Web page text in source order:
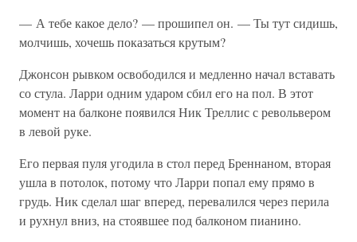
— А тебе какое дело? — прошипел он. — Ты тут сидишь,
молчишь, хочешь показаться крутым?
Джонсон рывком освободился и медленно начал вставать
со стула. Ларри одним ударом сбил его на пол. В этот
момент на балконе появился Ник Треллис с револьвером
в левой руке.
Его первая пуля угодила в стол перед Бреннаном, вторая
ушла в потолок, потому что Ларри попал ему прямо в
грудь. Ник сделал шаг вперед, перевалился через перила
и рухнул вниз, на стоявшее под балконом пианино.